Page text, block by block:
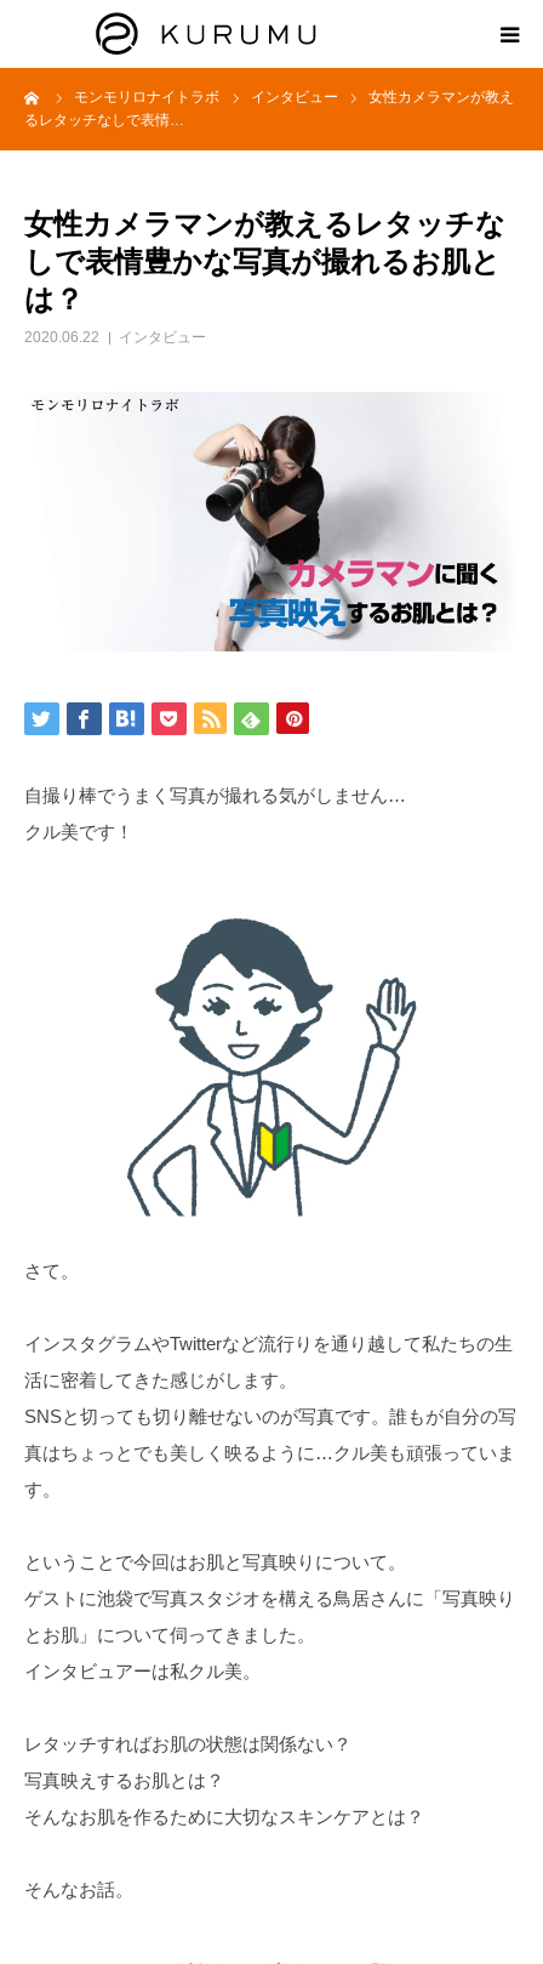
モンモリロナイトラボ インタビュー
女性カメラマンが教え
るレタッチなしで表情…
女性カメラマンが教えるレタッチな
しで表情豊かな写真が撮れるお肌と
は？
2020.06.22 インタビュー
自撮り棒でうまく写真が撮れる気がしません…
クル美です！
さて。
インスタグラムやTwitterなど流行りを通り越して私たちの生
活に密着してきた感じがします。
SNSと切っても切り離せないのが写真です。誰もが自分の写
真はちょっとでも美しく映るように…クル美も頑張っていま
す。
ということで今回はお肌と写真映りについて。
ゲストに池袋で写真スタジオを構える鳥居さんに「写真映り
とお肌」について伺ってきました。
インタビュアーは私クル美。
レタッチすればお肌の状態は関係ない？
写真映えするお肌とは？
そんなお肌を作るために大切なスキンケアとは？
そんなお話。
HOME
プロダクト